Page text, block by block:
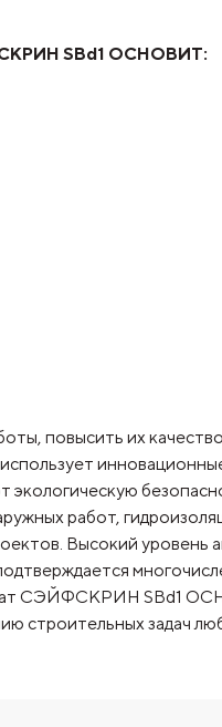
SBd1 ОСНОВИТ:
повысить их
работ,
Высокий уровень
СЭЙФСКРИН SBd1
строительных задач